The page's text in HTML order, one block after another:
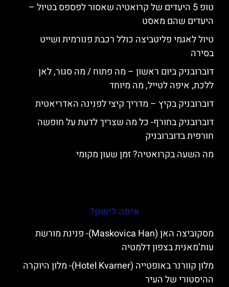
טופ 5 היעדים של קרואטיה שאסור לפספס בטיול –
היעדים שהם מאסט
טיול לאגמי פליטביצה כולל רכבת פנורמית ושייט
בסירה
דוברובניק ביום ראשון – מה פתוח / מה סגור, לאן
ללכת, איפה לטייל, מה מיוחד
דוברובניק בקיץ – מדריך קיצי לפנינה האדריאטית
דוברובניק בחורף- כל מה שצריך לדעת על חופשה
חורפית בדוברובניק
מה השעה בקרואטיה? זמן שעון מקומי
איפה לישון?
מסקוביצה האן (Maskovica Han)- פנינת מורשת
עות’מאנית בצפון דלמטיה
מלון קוורנר באופטייה (Hotel Kvarner)- מלון היוקרה
ההיסטורי של העיר